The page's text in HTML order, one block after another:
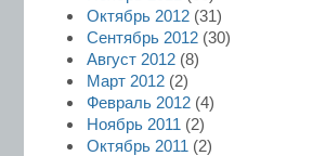
Октябрь 2012 (31)
Сентябрь 2012 (30)
Август 2012 (8)
Март 2012 (2)
Февраль 2012 (4)
Ноябрь 2011 (2)
Октябрь 2011 (2)